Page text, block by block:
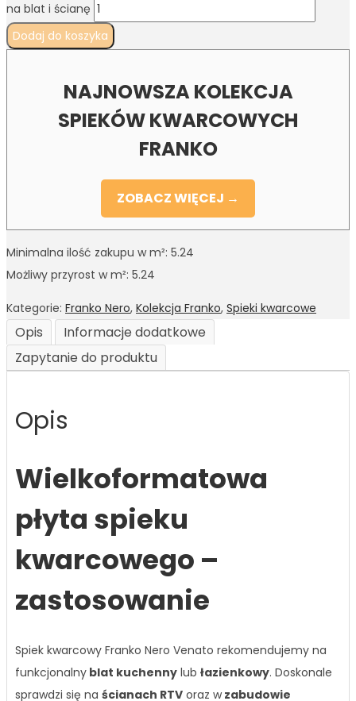
na blat i ścianę
Dodaj do koszyka
NAJNOWSZA KOLEKCJA
SPIEKÓW KWARCOWYCH
FRANKO
ZOBACZ WIĘCEJ →
Minimalna ilość zakupu w m²: 5.24
Możliwy przyrost w m²: 5.24
Kategorie: Franko Nero, Kolekcja Franko, Spieki kwarcowe
Opis
Informacje dodatkowe
Zapytanie do produktu
Opis
Wielkoformatowa
płyta spieku
kwarcowego –
zastosowanie
Spiek kwarcowy Franko Nero Venato rekomendujemy na
funkcjonalny blat kuchenny lub łazienkowy. Doskonale
sprawdzi się na ścianach RTV oraz wzabudowie